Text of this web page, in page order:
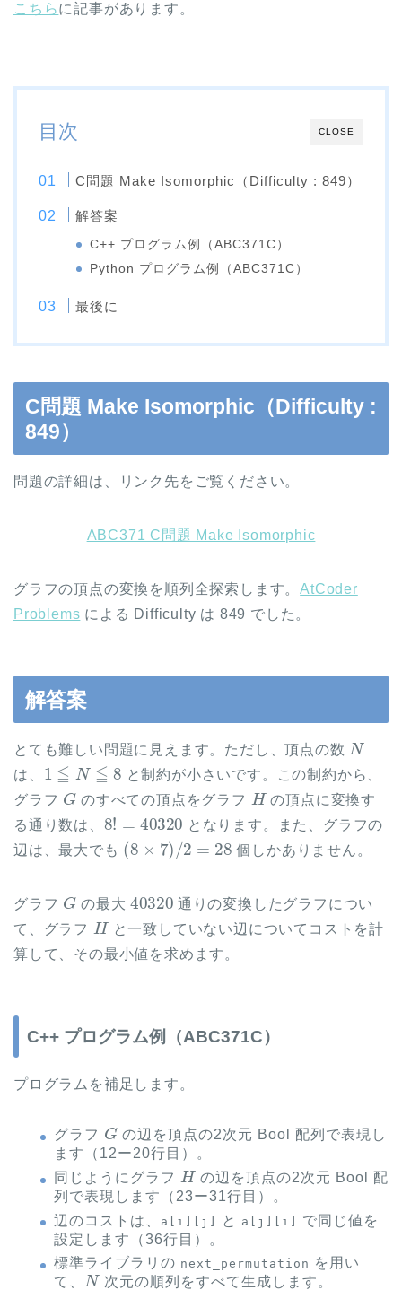
こちらに記事があります。
CLOSE
目次
C問題 Make Isomorphic（Difficulty : 849）
解答案
C++ プログラム例（ABC371C）
Python プログラム例（ABC371C）
最後に
C問題 Make Isomorphic（Difficulty :
849）
問題の詳細は、リンク先をご覧ください。
ABC371 C問題 Make Isomorphic
グラフの頂点の変換を順列全探索します。AtCoder
Problems による Difficulty は 849 でした。
解答案
とても難しい問題に見えます。ただし、頂点の数
N
は、
1 ≦N≦8
と制約が小さいです。この制約から、
グラフ
G
のすべての頂点をグラフ
H
の頂点に変換す
る通り数は、
8! 40320
となります。また、グラフの
辺は、最大でも
(8 7)/ 2=
個しかありません。
グラフ
G
の最大
40320
通りの変換したグラフについ
て、グラフ
H
と一致していない辺についてコストを計
算して、その最小値を求めます。
C++ プログラム例（ABC371C）
プログラムを補足します。
グラフ
G
の辺を頂点の2次元 Bool 配列で表現し
ます（12ー20行目）。
同じようにグラフ
H
の辺を頂点の2次元 Bool 配
列で表現します（23ー31行目）。
辺のコストは、
a[i][j] と a[j][i]
で同じ値を
設定します（36行目）。
標準ライブラリの next_permutation を用い
て、
N
次元の順列をすべて生成します。